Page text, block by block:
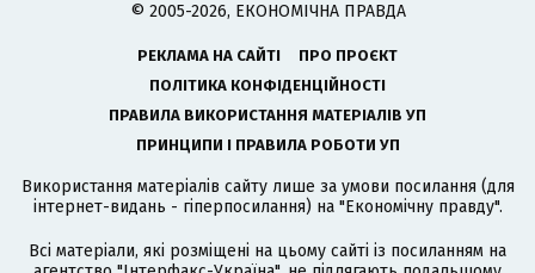
© 2005-2026, ЕКОНОМІЧНА ПРАВДА
РЕКЛАМА НА САЙТІ
ПРО ПРОЄКТ
ПОЛІТИКА КОНФІДЕНЦІЙНОСТІ
ПРАВИЛА ВИКОРИСТАННЯ МАТЕРІАЛІВ УП
ПРИНЦИПИ І ПРАВИЛА РОБОТИ УП
Використання матеріалів сайту лише за умови посилання (для
інтернет-видань - гіперпосилання) на "Економічну правду".
Всі матеріали, які розміщені на цьому сайті із посиланням на